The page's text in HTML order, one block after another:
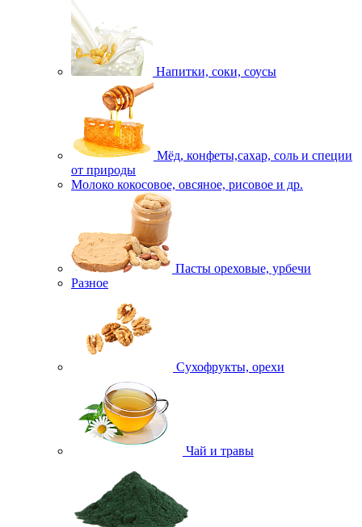
Напитки, соки, соусы
Мёд, конфеты,сахар, соль и специи
от природы
Молоко кокосовое, овсяное, рисовое и др.
Пасты ореховые, урбечи
Разное
Сухофрукты, орехи
Чай и травы